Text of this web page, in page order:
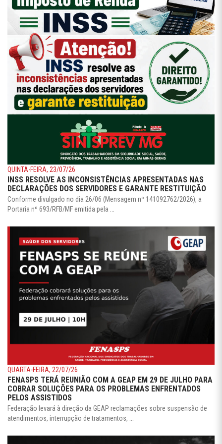
QUINTA-FEIRA, 23/07/26
INSS RESOLVE AS INCONSISTÊNCIAS APRESENTADAS NAS
DECLARAÇÕES DOS SERVIDORES E GARANTE RESTITUIÇÃO
Conforme divulgado no dia 26/06 (Mensagem nº 141092762/2026), a
Portaria nº 693/RFB/MF emitida pela ...
QUARTA-FEIRA, 22/07/26
FENASPS TERÁ REUNIÃO COM A GEAP EM 29 DE JULHO PARA
COBRAR SOLUÇÕES PARA OS PROBLEMAS ENFRENTADOS
PELOS ASSISTIDOS
Federação levará à direção da GEAP reclamações sobre suspensão de
atendimentos, interrupção de tratamentos, ...